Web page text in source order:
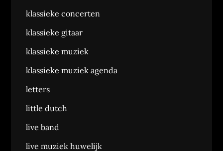
klassieke concerten
klassieke gitaar
klassieke muziek
klassieke muziek agenda
letters
little dutch
live band
live muziek huwelijk